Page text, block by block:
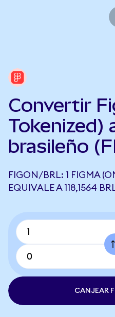
Convertir
Tokenized)
brasileño
FIGON/BRL: 1 FIGMA
EQUIVALE A 118,1564
CANJEAR